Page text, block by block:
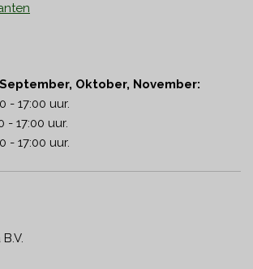
Oktober, November:
- 17:00 uur.
uur.
17:00 uur.